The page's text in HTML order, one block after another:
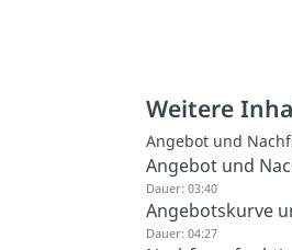
Weitere
Angebot und
Angebot und
Dauer: 03:40
Angebotskurve
Dauer: 04:27